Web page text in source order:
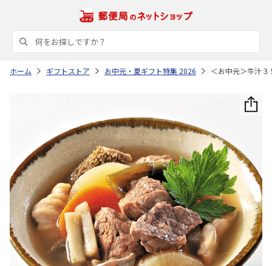
ホーム ギフトストア お中元・夏ギフト特集 2026 ＜お中元＞牛汁